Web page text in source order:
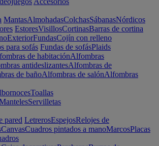
MantasAlmohadasColchasSábanasNórdicos
EstoresVisillosCortinasBarras de cortina
ExteriorFundasCojín con relleno
para sofás Fundas de sofásPlaids
de habitaciónAlfombras
antideslizantesAlfombras de
de bañoAlfombras de salónAlfombras
Toallas
Servilletas
pared LetrerosEspejosRelojes de
CanvasCuadros pintados a manoMarcosPlacas